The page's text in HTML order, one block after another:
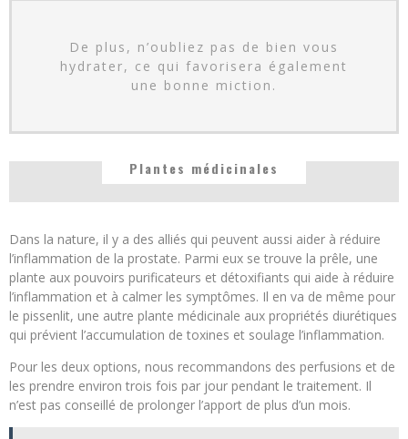
De plus, n’oubliez pas de bien vous
hydrater, ce qui favorisera également
une bonne miction.
Plantes médicinales
Dans la nature, il y a des alliés qui peuvent aussi aider à réduire
l’inflammation de la prostate. Parmi eux se trouve la prêle, une
plante aux pouvoirs purificateurs et détoxifiants qui aide à réduire
l’inflammation et à calmer les symptômes. Il en va de même pour
le pissenlit, une autre plante médicinale aux propriétés diurétiques
qui prévient l’accumulation de toxines et soulage l’inflammation.
Pour les deux options, nous recommandons des perfusions et de
les prendre environ trois fois par jour pendant le traitement. Il
n’est pas conseillé de prolonger l’apport de plus d’un mois.